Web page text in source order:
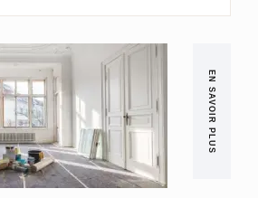
EN SAVOIR PLUS